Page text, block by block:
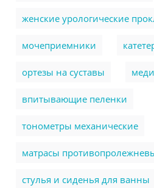
женские урологические
мочеприемники
ортезы на суставы
впитывающие пеленки
тонометры механические
матрасы
стулья и сиденья для ванны